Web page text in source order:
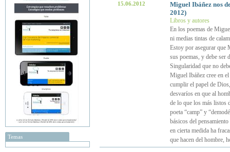
Temas
15.06.2012
Miguel Ibáñez nos
2012)
Libros y autores
En los poemas de
ni medias tintas de
Estoy por asegurar que
sus poemas, y debe ser
Singularidad que no
Miguel Ibáñez cree en
cumplir el papel de
desvaríos en que al
de lo que los más listos
poeta “camp” y
básicos del
en cierta medida ha
que hacen del hombre,